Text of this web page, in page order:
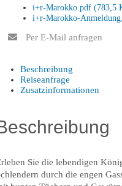
i+r-Marokko.pdf (783,5
i+r-Marokko-
Per E-Mail anfragen
Beschreibung
Reiseanfrage
Zusatzinformationen
Sie die lebendigen
durch die engen